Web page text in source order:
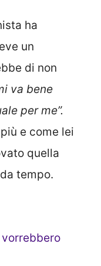
ha
un
di non
va bene
per me”.
e come lei
quella
tempo.